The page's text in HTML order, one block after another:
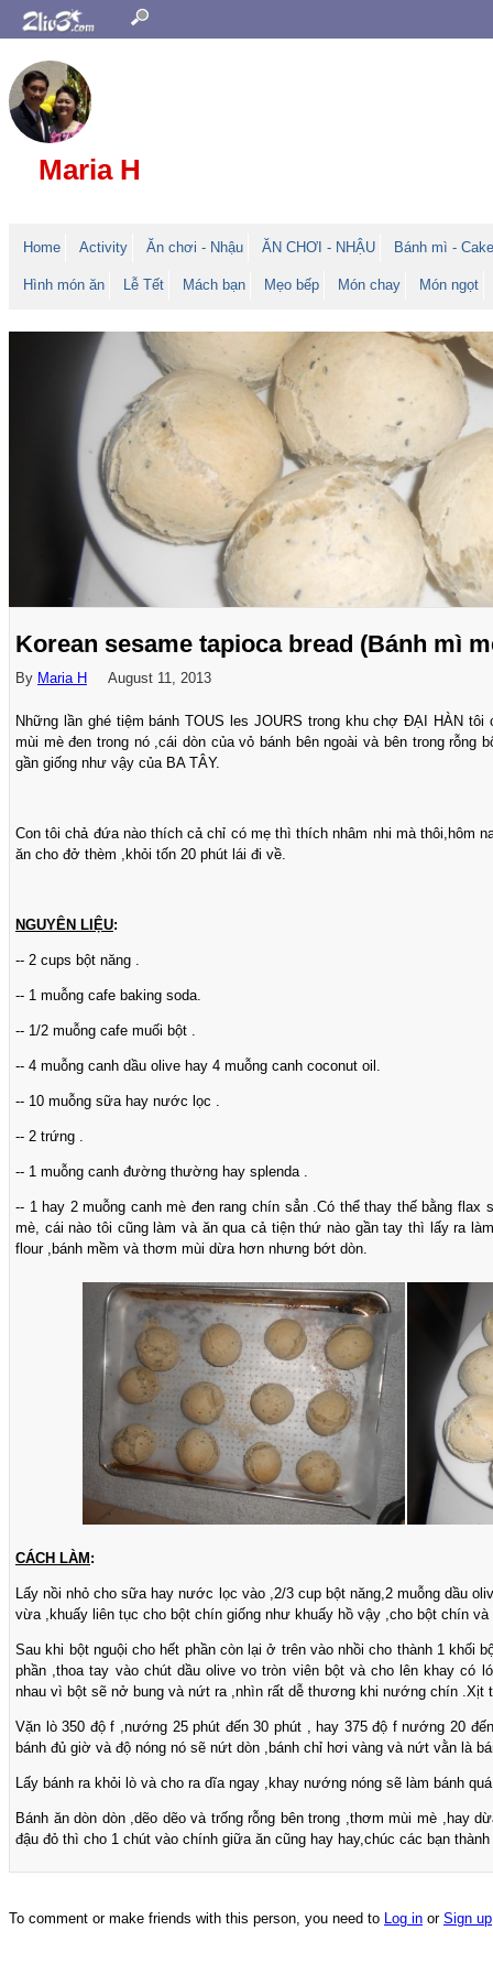
Maria H
Home Activity Ăn chơi - Nhậu ĂN CHƠI - NHẬU Bánh mì - Cake
Hình món ăn Lễ Tết Mách bạn Mẹo bếp Món chay Món ngọt
Korean sesame tapioca bread (Bánh mì
By Maria H August 11, 2013
Những lần ghé tiệm bánh TOUS les JOURS trong khu chợ ĐẠI HÀN
mùi mè đen trong nó ,cái dòn của vỏ bánh bên ngoài và bên trong rỗng
gần giống như vậy của BA TÂY.
Con tôi chả đứa nào thích cả chỉ có mẹ thì thích nhâm nhi mà thôi,hôm
ăn cho đở thèm ,khỏi tốn 20 phút lái đi về.
NGUYÊN LIỆU:
-- 2 cups bột năng .
-- 1 muỗng cafe baking soda.
-- 1/2 muỗng cafe muối bột .
-- 4 muỗng canh dầu olive hay 4 muỗng canh coconut oil.
-- 10 muỗng sữa hay nước lọc .
-- 2 trứng .
-- 1 muỗng canh đường thường hay splenda .
-- 1 hay 2 muỗng canh mè đen rang chín sẳn .Có thể thay thế bằng flax
mè, cái nào tôi cũng làm và ăn qua cả tiện thứ nào gần tay thì lấy ra
flour ,bánh mềm và thơm mùi dừa hơn nhưng bớt dòn.
CÁCH LÀM :
Lấy nồi nhỏ cho sữa hay nước lọc vào ,2/3 cup bột năng,2 muỗng dầu
vừa ,khuấy liên tục cho bột chín giống như khuấy hồ vậy ,cho bột chín
Sau khi bột nguội cho hết phần còn lại ở trên vào nhồi cho thành 1 khối
phần ,thoa tay vào chút dầu olive vo tròn viên bột và cho lên khay có
nhau vì bột sẽ nở bung và nứt ra ,nhìn rất dễ thương khi nướng chín .Xịt
Vặn lò 350 độ f ,nướng 25 phút đến 30 phút , hay 375 độ f nướng 20
bánh đủ giờ và độ nóng nó sẽ nứt dòn ,bánh chỉ hơi vàng và nứt vằn là
Lấy bánh ra khỏi lò và cho ra dĩa ngay ,khay nướng nóng sẽ làm bánh
Bánh ăn dòn dòn ,dẽo dẽo và trống rỗng bên trong ,thơm mùi mè ,hay
đậu đỏ thì cho 1 chút vào chính giữa ăn cũng hay hay,chúc các bạn
To comment or make friends with this person, you need to Log in or Sign up